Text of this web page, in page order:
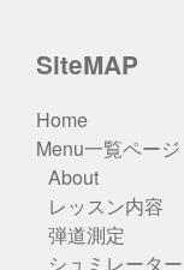
SiteMAP
Home
Menu一覧ページ
About
レッスン内容
弾道測定
シュミレーター